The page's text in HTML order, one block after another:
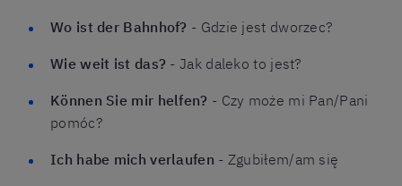
Wo ist der Bahnhof? - Gdzie jest dworzec?
Wie weit ist das? - Jak daleko to jest?
Können Sie mir helfen? - Czy może mi Pan/Pani
pomóc?
Ich habe mich verlaufen - Zgubiłem/am się